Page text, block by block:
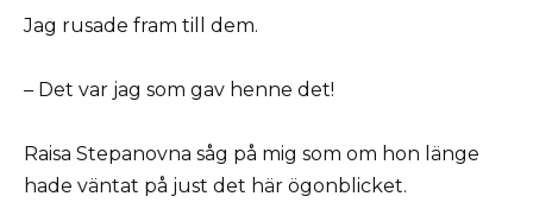
Jag rusade fram till dem.
– Det var jag som gav henne det!
Raisa Stepanovna såg på mig som om hon länge
hade väntat på just det här ögonblicket.